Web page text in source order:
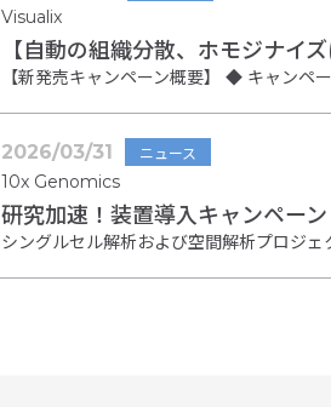
Visualix
【自動の組織分散、ホモジナイ
2026/03/31 ニュース
10x Genomics
研究加速！装置導入キャンペーン
シングルセル解析および空間解析プロジ